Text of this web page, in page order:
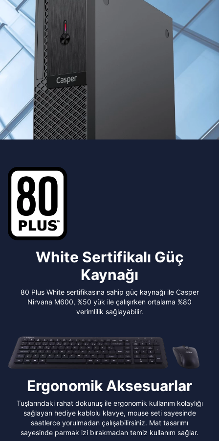
White Sertifikalı Güç
Kaynağı
80 Plus White sertifikasına sahip güç kaynağı ile Casper
Nirvana M600, %50 yük ile çalışırken ortalama %80
verimlilik sağlayabilir.
Ergonomik Aksesuarlar
Tuşlarındaki rahat dokunuş ile ergonomik kullanım kolaylığı
sağlayan hediye kablolu klavye, mouse seti sayesinde
saatlerce yorulmadan çalışabilirsiniz. Mat tasarımı
sayesinde parmak izi bırakmadan temiz kullanım sağlar.